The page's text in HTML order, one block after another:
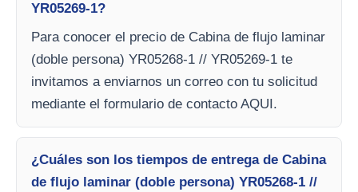
YR05269-1?
Para conocer el precio de Cabina de flujo laminar
(doble persona) YR05268-1 // YR05269-1 te
invitamos a enviarnos un correo con tu solicitud
mediante el formulario de contacto AQUI.
¿Cuáles son los tiempos de entrega de Cabina
de flujo laminar (doble persona) YR05268-1 //